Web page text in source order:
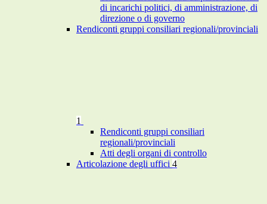
di incarichi politici, di amministrazione, di
direzione o di governo
Rendiconti gruppi consiliari regionali/provinciali
1
Rendiconti gruppi consiliari
regionali/provinciali
Atti degli organi di controllo
Articolazione degli uffici 4